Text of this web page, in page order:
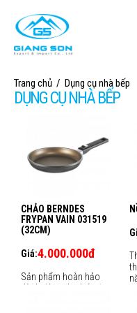
Trang chủ / Dụng cụ nhà bếp
DỤNG CỤ NHÀ BẾP
CHẢO BERNDES
FRYPAN VAIN 031519
(32CM)
Giá:4.000.000đ
Sản phẩm hoàn hảo
dành riêng cho bếp từ.